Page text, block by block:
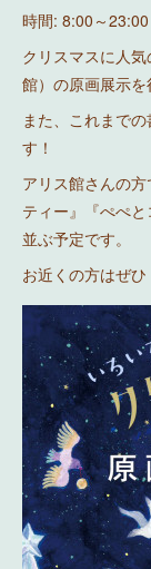
時間: 8:00～23:00
クリスマスに人
館）の原画展示を
また、これまで
す！
アリス館さんの
ティー』『ぺぺ
並ぶ予定です。
お近くの方はぜひ